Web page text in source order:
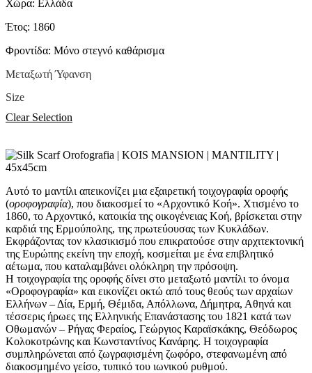
Χώρα: Ελλάδα
Έτος: 1860
Φροντίδα: Μόνο στεγνό καθάρισμα
Μεταξωτή Ύφανση
Size
Clear Selection
Αυτό το μαντίλι απεικονίζει μια εξαιρετική τοιχογραφία οροφής
(οροφογραφία), που διακοσμεί το «Αρχοντικό Κοή». Χτισμένο το
1860, το Αρχοντικό, κατοικία της οικογένειας Κοή, βρίσκεται στην
καρδιά της Ερμούπολης, της πρωτεύουσας των Κυκλάδων.
Εκφράζοντας τον κλασικισμό που επικρατούσε στην αρχιτεκτονική
της Ευρώπης εκείνη την εποχή, κοσμείται με ένα επιβλητικό
αέτωμα, που καταλαμβάνει ολόκληρη την πρόσοψη.
Η τοιχογραφία της οροφής δίνει στο μεταξωτό μαντίλι το όνομα
«Οροφογραφία» και εικονίζει οκτώ από τους θεούς των αρχαίων
Ελλήνων – Δία, Ερμή, Θέμιδα, Απόλλωνα, Δήμητρα, Αθηνά και
τέσσερις ήρωες της Ελληνικής Επανάστασης του 1821 κατά των
Οθωμανών – Ρήγας Φεραίος, Γεώργιος Καραϊσκάκης, Θεόδωρος
Κολοκοτρώνης και Κωνσταντίνος Κανάρης. Η τοιχογραφία
συμπληρώνεται από ζωγραφισμένη ζωφόρο, στεφανωμένη από
διακοσμημένο γείσο, τυπικό του ιωνικού ρυθμού.